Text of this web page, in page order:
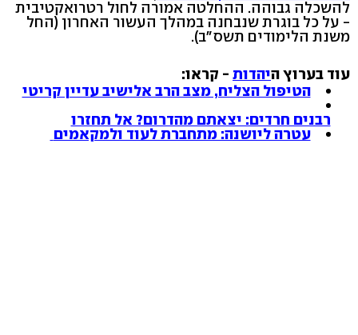
להשכלה גבוהה. ההחלטה אמורה לחול רטרואקטיבית
- על כל בוגרת שנבחנה במהלך העשור האחרון (החל
משנת הלימודים תשס"ב).
עוד בערוץ היהדות - קראו:
הטיפול הצליח, מצב הרב אלישיב עדיין קריטי
רבנים חרדים: יצאתם מהדרום? אל תחזרו
עטרה ליושנה: מתחברת לעוד ולמקאמים